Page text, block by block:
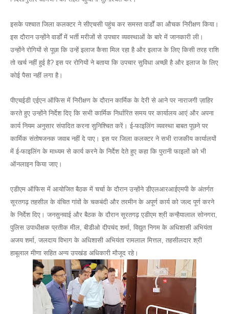
इसके पश्चात जिला कलक्टर ने सीएचसी पहुंच कर समस्त वार्डों का औचक निरीक्षण किया।
इस दौरान उन्होंने वार्डों में भर्ती मरीजों से उपचार व्यवस्थाओं के बारे में जानकारी ली।
उन्होंने रोगियों से पूछा कि उन्हें इलाज कैसा मिल रहा है और इलाज के लिए किसी तरह राशि
तो खर्च नहीं हुई है? इस पर रोगियों ने बताया कि उपचार सुविधा अच्छी है और इलाज के लिए
कोई पैसा नहीं लगा है।
पीएचईडी एईएन ऑफिस में निरीक्षण के दौरान कार्मिक के देरी से आने पर नाराजगी ज़ाहिर
करते हुए उन्होंने निर्देश दिए कि सभी कार्मिक निर्धारित समय पर कार्यालय आएं और अपना
कार्य नियम अनुसार संपादित करना सुनिश्चित करें। ई-फाइलिंग व्यवस्था बाबत पूछने पर
कार्मिक संतोषजनक जवाब नहीं दे पाए। इस पर जिला कलक्टर ने सभी राजकीय कार्यालयों
में ई-फाइलिंग के माध्यम से कार्य करने के निर्देश देते हुए कहा कि पुरानी फाइलों को भी
ऑनलाइन किया जाए।
एडीएम ऑफिस में आयोजित बैठक में चर्चा के दौरान उन्होंने डीएलआरआईएमपी के अंतर्गत
सूरतगढ़ तहसील के वंचित गांवों के चकबंदी और तरमीन के अपूर्ण कार्य को जल्द पूर्ण करने
के निर्देश दिए। जनसुनवाई और बैठक के दौरान सूरतगढ़ एडीएम श्री कन्हैयालाल सोनगरा,
पुलिस उपाधीक्षक प्रतीक मील, बीडीओ दीपचंद शर्मा, विद्युत निगम के अधिशासी अभियंता
अजय शर्मा, जलदाय विभाग के अधिशासी अभियंता रामलाल मित्तल, तहसीलदार श्री
हाबूलाल मीणा सहित अन्य उपखंड अधिकारी मौजूद रहे।